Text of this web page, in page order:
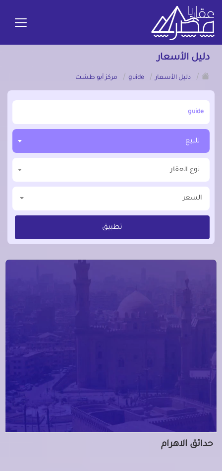
دليل الأسعار
/
دليل الأسعار /
guide
/ مركز أبو طشت
أبحث عن مدينة, محافظة, حي
للبيع
نوع العقار
السعر
تطبيق
حدائق الاهرام